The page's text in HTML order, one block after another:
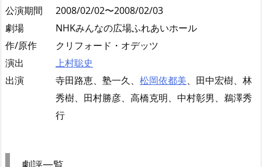
公演期間
2008/02/02〜2008/02/03
劇場
NHKみんなの広場ふれあいホール
作/原作
クリフォード・オデッツ
演出
上村聡史
出演
寺田路恵、塾一久、 松岡依都美、田中宏樹、林
秀樹、田村勝彦、高橋克明、中村彰男、鵜澤秀
行